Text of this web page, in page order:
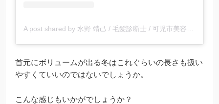
首元にボリュームが出る冬はこれぐらいの長さも扱い
やすくていいのではないでしょうか。
こんな感じもいかがでしょうか？